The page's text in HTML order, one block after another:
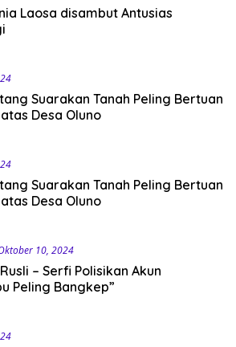
Laosa disambut Antusias
Suarakan Tanah Peling Bertuan
Desa Oluno
Suarakan Tanah Peling Bertuan
Desa Oluno
10, 2024
– Serfi Polisikan Akun
Peling Bangkep”